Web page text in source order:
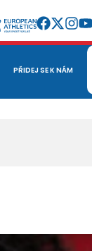
PŘIDEJ SE K NÁM